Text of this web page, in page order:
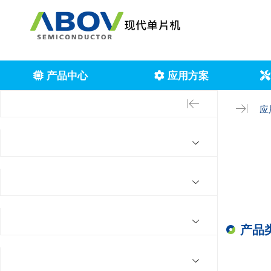
产品中心 应用方案
产品